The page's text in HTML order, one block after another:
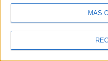
personales puede no requerir
tiene el derecho de rechazar
sus preferencias o retirar su
MÁS